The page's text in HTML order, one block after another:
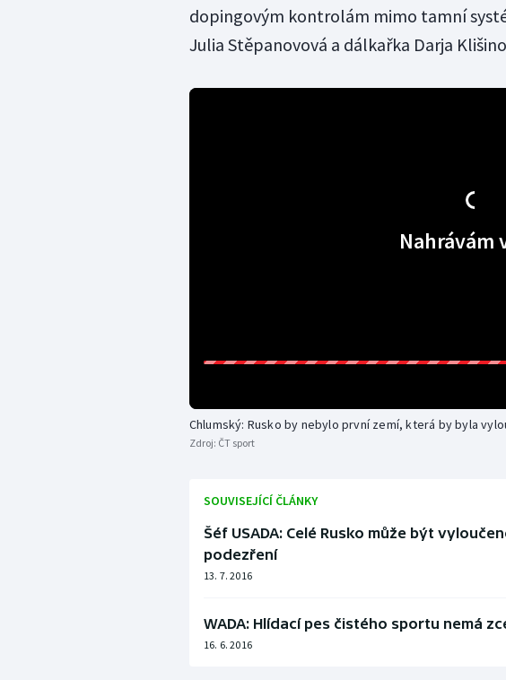
dopingovým kontrolám mimo tamní
Julia Stěpanovová a dálkařka Darja
Nahrávám
Chlumský: Rusko by nebylo první zemí, která by byla
Zdroj: ČT sport
SOUVISEJÍCÍ ČLÁNKY
Šéf USADA: Celé Rusko může být
podezření
13. 7. 2016
WADA: Hlídací pes čistého sportu nemá
16. 6. 2016